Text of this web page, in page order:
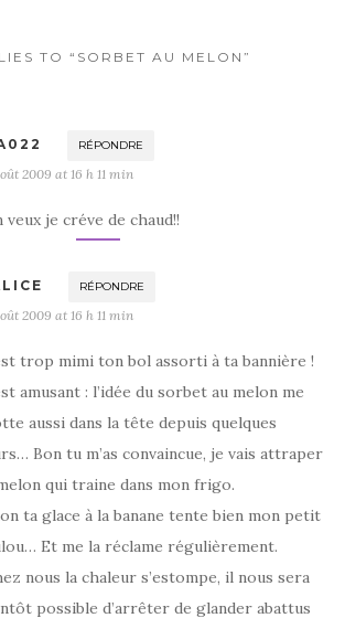
TO “SORBET AU MELON”
RÉPONDRE
2009 at 16 h 11 min
veux je créve de chaud!!
RÉPONDRE
2009 at 16 h 11 min
trop mimi ton bol assorti à ta bannière !
amusant : l’idée du sorbet au melon me
aussi dans la tête depuis quelques
Bon tu m’as convaincue, je vais attraper
qui traine dans mon frigo.
ta glace à la banane tente bien mon petit
Et me la réclame régulièrement.
nous la chaleur s’estompe, il nous sera
possible d’arrêter de glander abattus